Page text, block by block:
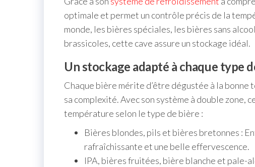
optimale et permet un contrôle précis de la
monde, les bières spéciales, les bières sans
brassicoles, cette cave assure un stockage idéal.
Un stockage adapté à chaque type
Chaque bière mérite d’être dégustée à la
sa complexité. Avec son système à double zone,
température selon le type de bière :
Bières blondes, pils et bières bretonnes :
rafraîchissante et une belle effervescence.
IPA, bières fruitées, bière blanche et pale-